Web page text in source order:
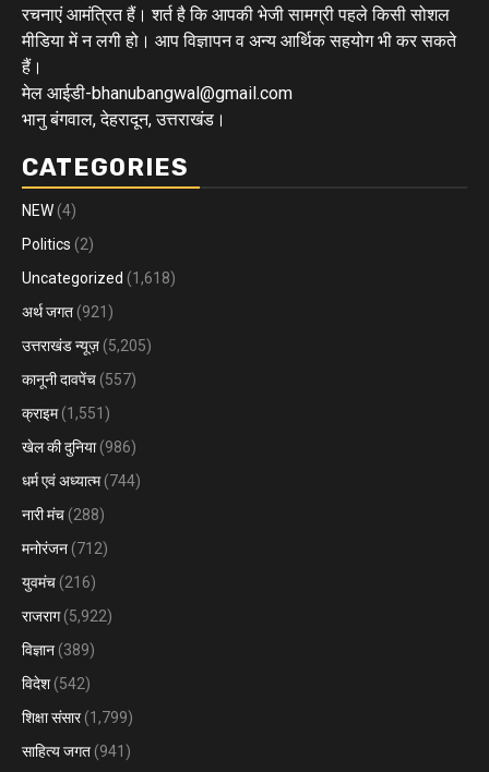
रचनाएं आमंत्रित हैं। शर्त है कि आपकी भेजी सामग्री पहले किसी सोशल
मीडिया में न लगी हो। आप विज्ञापन व अन्य आर्थिक सहयोग भी कर सकते
हैं।
मेल आईडी-bhanubangwal@gmail.com
भानु बंगवाल, देहरादून, उत्तराखंड।
CATEGORIES
NEW (4)
Politics (2)
Uncategorized (1,618)
अर्थ जगत (921)
उत्तराखंड न्यूज़ (5,205)
कानूनी दावपेंच (557)
क्राइम(1,551)
खेल की दुनिया(986)
धर्म एवं अध्यात्म(744)
नारी मंच (288)
मनोरंजन (712)
युवमंच (216)
राजराग(5,922)
विज्ञान (389)
विदेश (542)
शिक्षा संसार(1,799)
साहित्य जगत (941)